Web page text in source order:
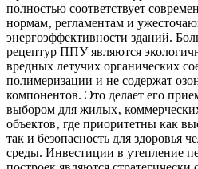
полностью соответствует
нормам‚ регламентам и
энергоэффективности зданий.
рецептур ППУ являются
вредных летучих органических
полимеризации и не содержат
компонентов. Это делает его
выбором для жилых‚
объектов‚ где приоритетны как
так и безопасность для здоровья
среды. Инвестиции в утепление